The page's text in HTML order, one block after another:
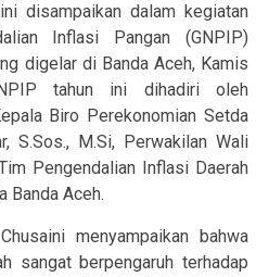
disampaikan dalam kegiatan
Inflasi Pangan (GNPIP)
digelar di Banda Aceh, Kamis
tahun ini dihadiri oleh
Biro Perekonomian Setda
S.Sos., M.Si, Perwakilan Wali
Pengendalian Inflasi Daerah
Banda Aceh.
menyampaikan bahwa
sangat berpengaruh terhadap